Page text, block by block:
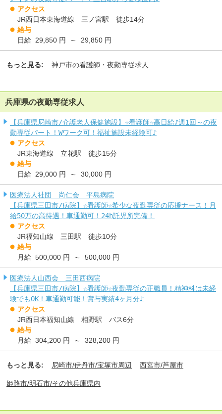
アクセス
JR西日本東海道線 三ノ宮駅 徒歩14分
給与
日給 29,850 円 ～ 29,850 円
もっと見る: 神戸市の看護師・夜勤専従求人
兵庫県の夜勤専従求人
【兵庫県尼崎市/介護老人保健施設】☆看護師☆高日給♪週1回～の夜
勤専従パート！Wワーク可！福祉施設未経験可♪
アクセス
JR東海道線 立花駅 徒歩15分
給与
日給 29,000 円 ～ 30,000 円
医療法人社団 尚仁会 平島病院
【兵庫県三田市/病院】☆看護師☆希少な夜勤専従の応援ナース！月
給50万の高待遇！車通勤可！24h託児所完備！
アクセス
JR福知山線 三田駅 徒歩10分
給与
月給 500,000 円 ～ 500,000 円
医療法人山西会 三田西病院
【兵庫県三田市/病院】☆看護師☆夜勤専従の正職員！精神科は未経
験でもOK！車通勤可能！賞与実績4ヶ月分♪
アクセス
JR西日本福知山線 相野駅 バス6分
給与
月給 304,200 円 ～ 328,200 円
もっと見る: 尼崎市/伊丹市/宝塚市周辺 西宮市/芦屋市
姫路市/明石市/その他兵庫県内